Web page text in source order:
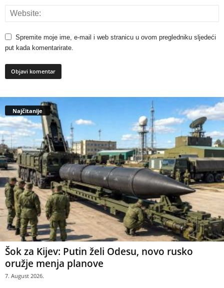
Spremite moje ime, e-mail i web stranicu u ovom pregledniku sljedeći
put kada komentarirate.
Najčitanije
Šok za Kijev: Putin želi Odesu, novo rusko
oružje menja planove
7. August 2026.